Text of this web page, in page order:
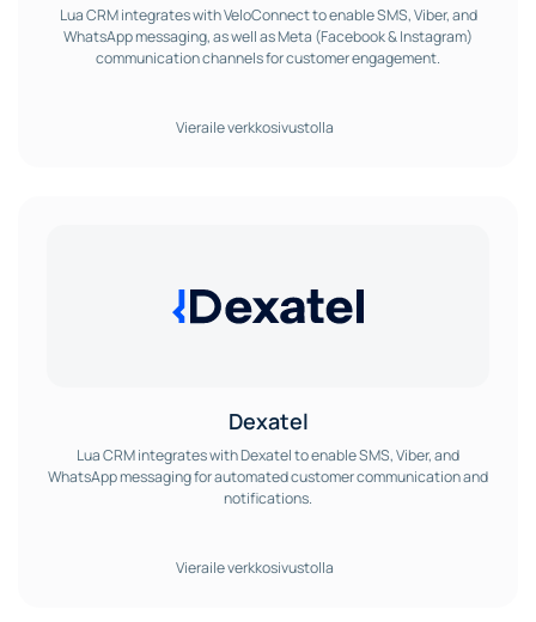
Lua CRM integrates with VeloConnect to enable SMS, Viber, and
WhatsApp messaging, as well as Meta (Facebook & Instagram)
communication channels for customer engagement.
Vieraile verkkosivustolla
Dexatel
Lua CRM integrates with Dexatel to enable SMS, Viber, and
WhatsApp messaging for automated customer communication and
notifications.
Vieraile verkkosivustolla